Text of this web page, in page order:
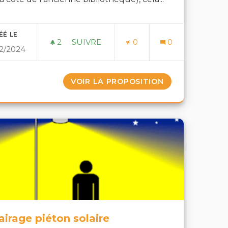
DYONISIENS
POUR TOUS LES RIDERS DYONISIENS
LE
2024
2 2 ABONNÉS
SUIVRE 0 0
VOIR LA PROPOSITION BOITE À LIRE
piéton solaire